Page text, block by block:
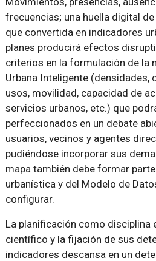
frecuencias; una huella digital
que convertida en indicadores
planes producirá efectos
criterios en la formulación de la
Urbana Inteligente (densidades,
usos, movilidad, capacidad de
servicios urbanos, etc.) que
perfeccionados en un debate
usuarios, vecinos y agentes
pudiéndose incorporar sus
mapa también debe formar
urbanística y del Modelo de
configurar.
La planificación como disciplina
científico y la fijación de sus
indicadores descansa en un